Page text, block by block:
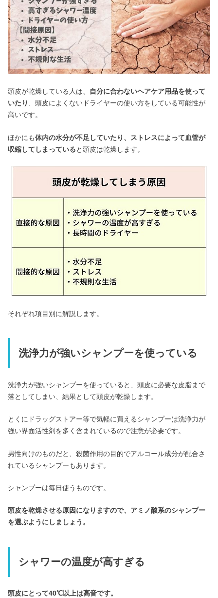
頭皮が乾燥している人は、 自分に合わないヘアケア用品を使って
いたり 、頭皮によくないドライヤーの使い方をしている可能性が
高いです。
ほかにも体内の水分が不足していたり、ストレスによって血管が
収縮してしまっていると頭皮は乾燥します。
それぞれ項目別に解説します。
洗浄力が強いシャンプーを使っている
洗浄力が強いシャンプーを使っていると、頭皮に必要な皮脂まで
落としてしまい、結果として頭皮が乾燥します。
とくにドラッグストアー等で気軽に買えるシャンプーは洗浄力が
強い界面活性剤を多く含まれているので注意が必要です。
男性向けのものだと、殺菌作用の目的でアルコール成分が配合さ
れているシャンプーもあります。
シャンプーは毎日使うものです。
頭皮を乾燥させる原因になりますので、アミノ酸系のシャンプー
を選ぶようにしましょう。
シャワーの温度が高すぎる
頭皮にとって40℃以上は高音です。